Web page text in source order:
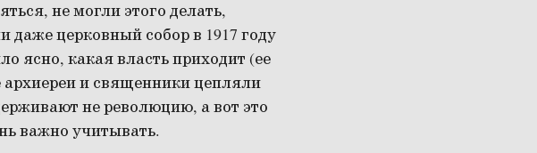
не могли этого делать,
даже церковный собор в 1917 году
ясно, какая власть приходит (ее
и священники цепляли
не революцию, а вот это
важно учитывать.